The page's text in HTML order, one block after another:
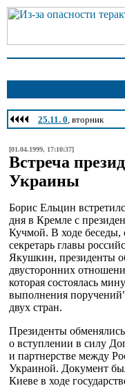
25.11. 0, вторник
[01.04.1999, 17:10:37]
Встреча
Украины
Борис Ельцин
дня в Кремле с
Кучмой. В ходе
секретарь главы
Якушкин, президенты
двусторонних
которая состоялась
выполнения
двух стран.
Президенты
о вступлении в силу
и партнерстве между
Украиной. Документ
Киеве в ходе